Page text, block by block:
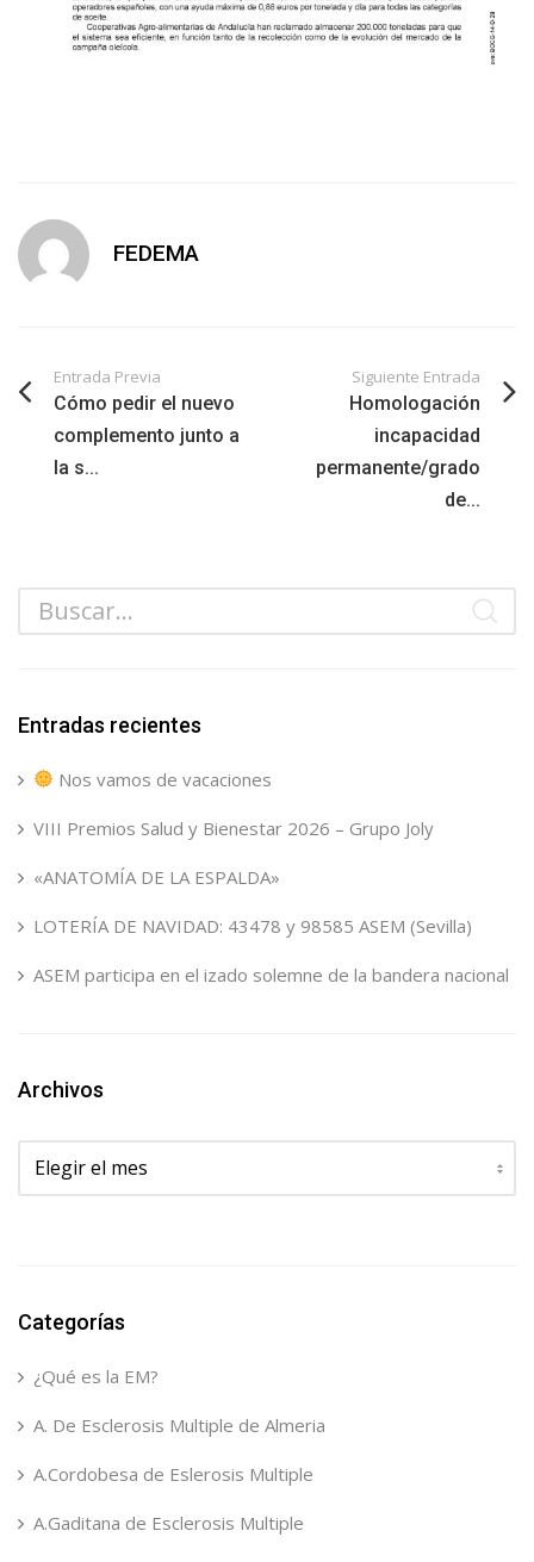
FEDEMA
Entrada Previa
Cómo pedir el nuevo
complemento junto a
la s...
Siguiente Entrada
Homologación
incapacidad
permanente/grado
de...
Entradas recientes
Nos vamos de vacaciones
VIII Premios Salud y Bienestar 2026 – Grupo Joly
«ANATOMÍA DE LA ESPALDA»
LOTERÍA DE NAVIDAD: 43478 y 98585 ASEM (Sevilla)
ASEM participa en el izado solemne de la bandera nacional
Archivos
Archivos
Categorías
¿Qué es la EM?
A. De Esclerosis Multiple de Almeria
A.Cordobesa de Eslerosis Multiple
A.Gaditana de Esclerosis Multiple